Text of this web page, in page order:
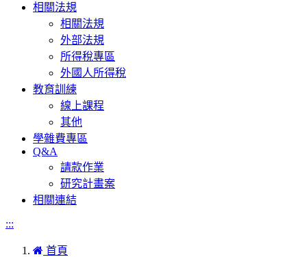
相關法規
相關法規
外部法規
所得稅專區
外國人所得稅
教育訓練
線上課程
其他
學雜費專區
Q&A
請款作業
研究計畫案
相關連結
:::
首頁